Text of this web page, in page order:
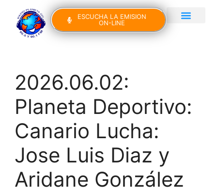
ESCUCHA LA EMISION
ON-LINE
2026.06.02:
Planeta Deportivo:
Canario Lucha:
Jose Luis Diaz y
Aridane González